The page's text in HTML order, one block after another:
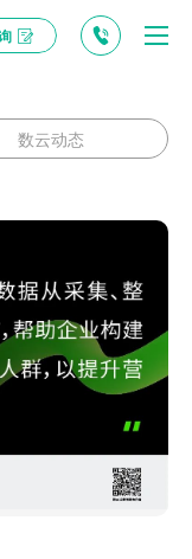
数云动态